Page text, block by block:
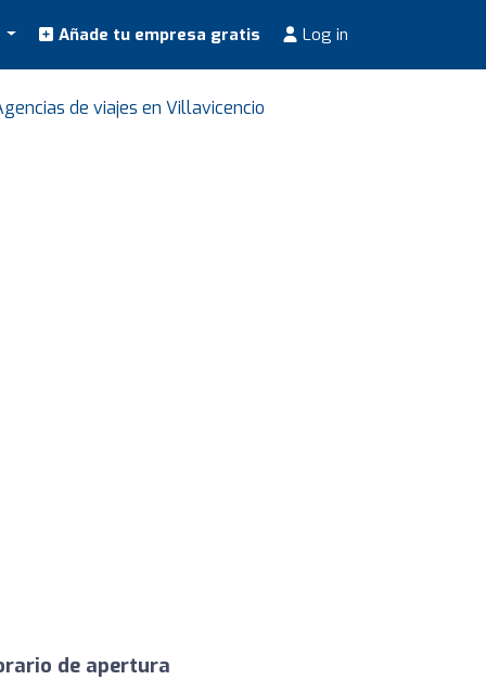
Añade tu empresa gratis Log in
de viajes en Villavicencio
de apertura